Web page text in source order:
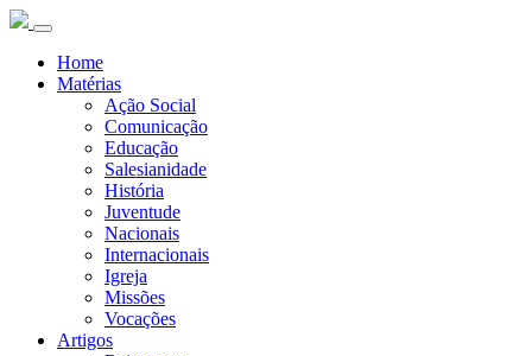
Home
Matérias
Ação Social
Comunicação
Educação
Salesianidade
História
Juventude
Nacionais
Internacionais
Igreja
Missões
Vocações
Artigos